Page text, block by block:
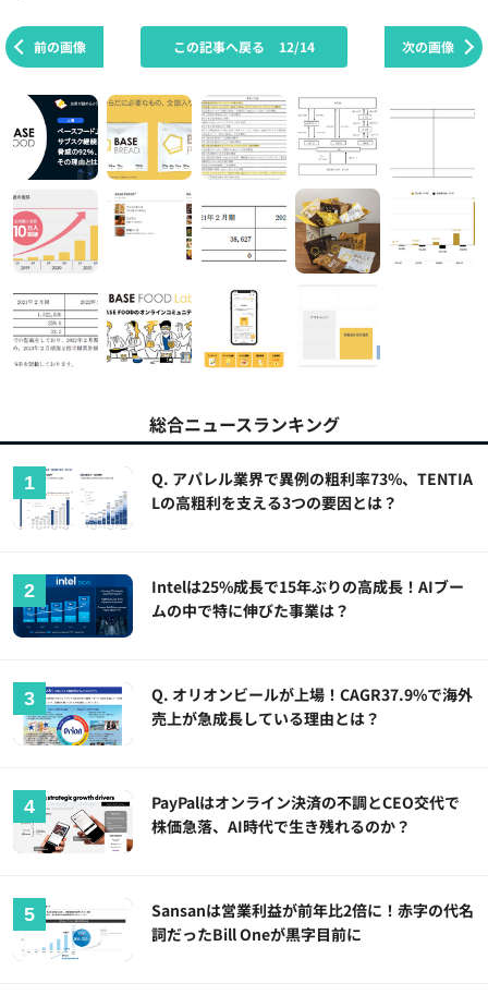
前の画像 次の画像
この記事へ戻る 12/14
総合ニュースランキング
Q. アパレル業界で異例の粗利率73%、TENTIA
Lの高粗利を支える3つの要因とは？
Intelは25%成長で15年ぶりの高成長！AIブー
ムの中で特に伸びた事業は？
Q. オリオンビールが上場！CAGR37.9%で海外
売上が急成長している理由とは？
PayPalはオンライン決済の不調とCEO交代で
株価急落、AI時代で生き残れるのか？
Sansanは営業利益が前年比2倍に！赤字の代名
詞だったBill Oneが黒字目前に